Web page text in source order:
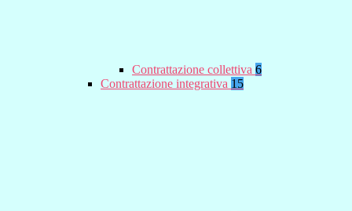
Contrattazione collettiva 6
Contrattazione integrativa 15